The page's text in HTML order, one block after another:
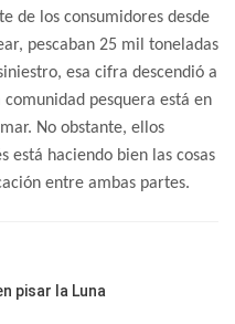
de los consumidores desde
pescaban 25 mil toneladas
esa cifra descendió a
comunidad pesquera está en
No obstante, ellos
está haciendo bien las cosas
entre ambas partes.
pisar la Luna